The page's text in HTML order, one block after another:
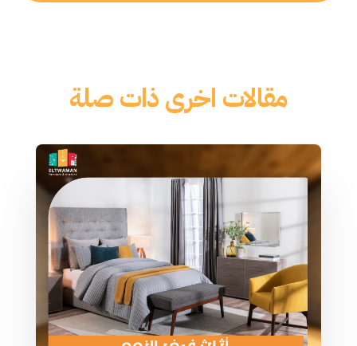
مقالات اخرى ذات صلة